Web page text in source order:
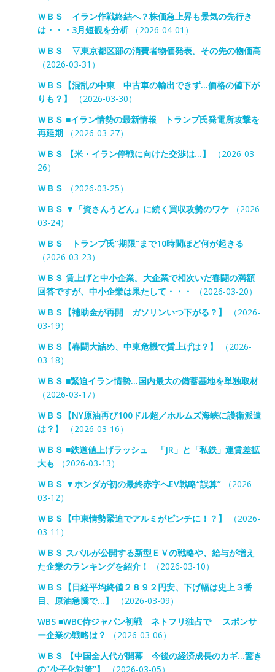
ＷＢＳ イラン作戦終結へ？株価急上昇も景気の先行き
は・・・3月短観を分析（2026-04-01）
ＷＢＳ ▽東京都区部の消費者物価発表。その先の物価高
（2026-03-31）
ＷＢＳ【混乱の中東 中古車の輸出できず…価格の値下が
りも？】
（2026-03-30）
ＷＢＳ ■イラン情勢の最新情報 トランプ氏発電所攻撃を
再延期（2026-03-27）
ＷＢＳ 【米・イラン停戦に向けた交渉は…】
（2026-03-
26）
ＷＢＳ
（2026-03-25）
ＷＢＳ ▼「資さんうどん」に続く買収攻勢のワケ（2026-
03-24）
ＷＢＳ トランプ氏”期限”まで10時間ほど何が起きる
（2026-03-23）
ＷＢＳ 賃上げと中小企業。大企業で相次いだ春闘の満額
回答ですが、中小企業は果たして・・・
（2026-03-20）
ＷＢＳ【補助金が再開 ガソリンいつ下がる？】
（2026-
03-19）
ＷＢＳ【春闘大詰め、中東危機で賃上げは？】
（2026-
03-18）
ＷＢＳ ■緊迫イラン情勢…国内最大の備蓄基地を単独取材
（2026-03-17）
ＷＢＳ【NY原油再び100ドル超／ホルムズ海峡に護衛派遣
は？】
（2026-03-16）
ＷＢＳ ■鉄道値上げラッシュ 「JR」と「私鉄」運賃差拡
大も （2026-03-13）
ＷＢＳ ▼ホンダが初の最終赤字へEV戦略“誤算”（2026-
03-12）
ＷＢＳ【中東情勢緊迫でアルミがピンチに！？】
（2026-
03-11）
ＷＢＳ スバルが公開する新型ＥＶの戦略や、給与が増え
た企業のランキングを紹介！
（2026-03-10）
ＷＢＳ【日経平均終値２８９２円安、下げ幅は史上３番
目、原油急騰で…】
（2026-03-09）
WBS ■WBC侍ジャパン初戦 ネトフリ独占で スポンサ
ー企業の戦略は？
（2026-03-06）
ＷＢＳ 【中国全人代が開幕 今後の経済成長のカギ…驚き
の“少子化対策”】
（2026-03-05）